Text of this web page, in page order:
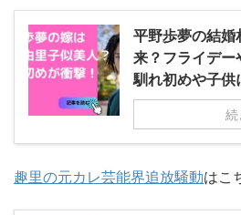
平野歩夢の結婚
来？フライデー
馴れ初めや子供
続
趣里の元カレ芸能界追放騒動はこ